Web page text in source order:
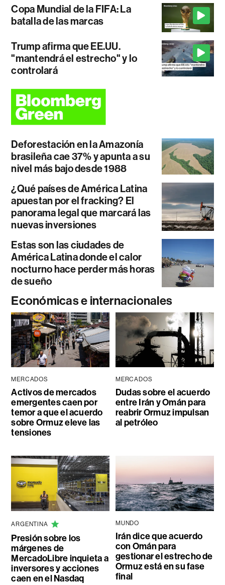
Copa Mundial de la FIFA: La
batalla de las marcas
Trump afirma que EE.UU.
"mantendrá el estrecho" y lo
controlará
Deforestación en la Amazonía
brasileña cae 37% y apunta a su
nivel más bajo desde 1988
¿Qué países de América Latina
apuestan por el fracking? El
panorama legal que marcará las
nuevas inversiones
Estas son las ciudades de
América Latina donde el calor
nocturno hace perder más horas
de sueño
Económicas e internacionales
MERCADOS
Activos de mercados
emergentes caen por
temor a que el acuerdo
sobre Ormuz eleve las
tensiones
MERCADOS
Dudas sobre el acuerdo
entre Irán y Omán para
reabrir Ormuz impulsan
al petróleo
ARGENTINA
Presión sobre los
márgenes de
MercadoLibre inquieta a
inversores y acciones
caen en el Nasdaq
MUNDO
Irán dice que acuerdo
con Omán para
gestionar el estrecho de
Ormuz está en su fase
final